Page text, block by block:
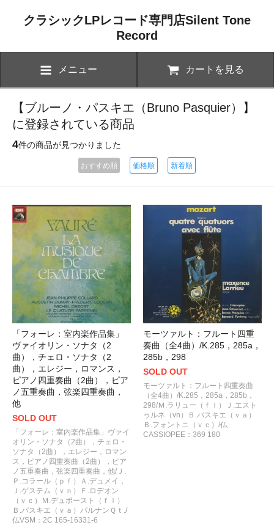
クラシックLPレコード専門店Silent Tone
Record
メニュー カートを見る
【ブルーノ・パスキエ（Bruno Pasquier）】
に登録されている商品
4件の商品が見つかりました
おすすめ順 価格順 新着順
「フォーレ：室内楽作品集」
ヴァイオリン・ソナタ（2
曲），チェロ・ソナタ（2
曲），エレジー，ロマンス，
ピアノ四重奏曲（2曲），ピア
ノ五重奏曲，弦楽四重奏曲，
他
SOLD OUT
「フォーレ：室内楽作品集」ヴァイ
オリン・ソナタ（2曲），チェロ・
ソナタ（2曲），エレジー，ロマン
ス，ピアノ四重奏曲（2曲），ピア
ノ五重奏曲，弦楽四重奏曲，他/Ｊ.
Ｐ.コラール（ｐｆ）Ａ.デュメイ，
Ｊ.ゲステム（ｖｎ）Ｆ.ロデオン
（ｖｃ）Ｍ.デュボースト（ｆｌ）
Ｂ.パスキエ（ｖａ）パルナンＱｔ./
仏VSM：2C 165-16331-6
モーツァルト：フルート四重
奏曲（全4曲）/K.285，285a，
285b，298
SOLD OUT
モーツァルト：フルート四重奏曲
（全4曲）/K.285，285a，285b，
298/Ｍ.ラリュー（ｆｌ）Ｊ.エスト
ゥルネ（vn）Ｂ.パスキエ（ｖａ）
Ｂ.フォントニ（ｖｃ）/仏
CASSIOPEE：369 180